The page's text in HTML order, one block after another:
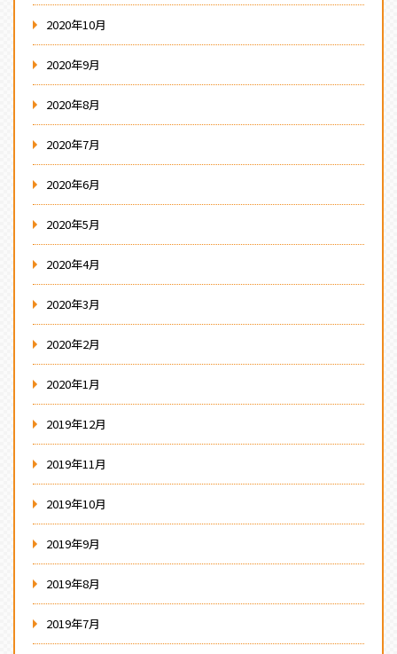
2020年10月
2020年9月
2020年8月
2020年7月
2020年6月
2020年5月
2020年4月
2020年3月
2020年2月
2020年1月
2019年12月
2019年11月
2019年10月
2019年9月
2019年8月
2019年7月